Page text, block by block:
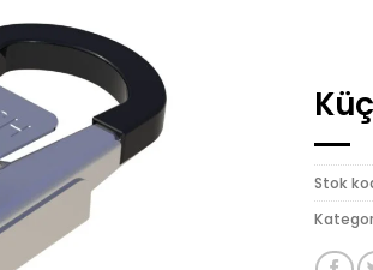
Stok